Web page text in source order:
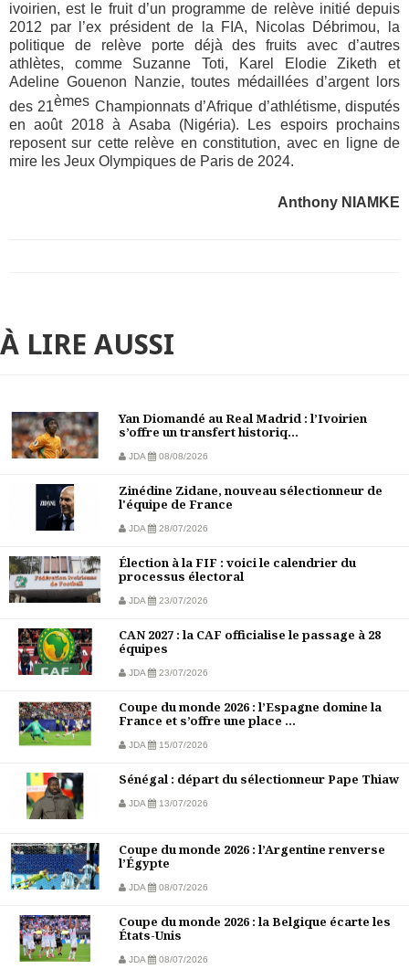
ivoirien, est le fruit d’un programme de relève initié depuis
2012 par l’ex président de la FIA, Nicolas Débrimou, la
politique de relève porte déjà des fruits avec d’autres
athlètes, comme Suzanne Toti, Karel Elodie Ziketh et
Adeline Gouenon Nanzie, toutes médaillées d’argent lors
des 21èmes Championnats d’Afrique d’athlétisme, disputés
en août 2018 à Asaba (Nigéria). Les espoirs prochains
reposent sur cette relève en constitution, avec en ligne de
mire les Jeux Olympiques de Paris de 2024.
Anthony NIAMKE
À LIRE AUSSI
Yan Diomandé au Real Madrid : l’Ivoirien
s’offre un transfert historiq...
JDA 08/08/2026
Zinédine Zidane, nouveau sélectionneur de
l'équipe de France
JDA 28/07/2026
Élection à la FIF : voici le calendrier du
processus électoral
JDA 23/07/2026
CAN 2027 : la CAF officialise le passage à 28
équipes
JDA 23/07/2026
Coupe du monde 2026 : l’Espagne domine la
France et s’offre une place ...
JDA 15/07/2026
Sénégal : départ du sélectionneur Pape Thiaw
JDA 13/07/2026
Coupe du monde 2026 : l’Argentine renverse
l’Égypte
JDA 08/07/2026
Coupe du monde 2026 : la Belgique écarte les
États-Unis
JDA 08/07/2026